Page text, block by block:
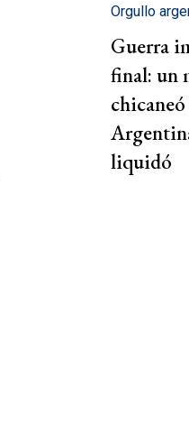
Orgullo
Guerra
final: un
liquidó